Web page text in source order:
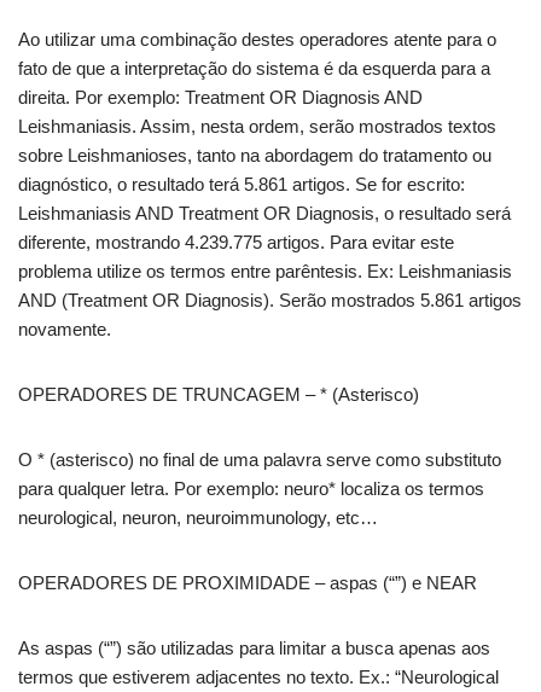
Ao utilizar uma combinação destes operadores atente para o
fato de que a interpretação do sistema é da esquerda para a
direita. Por exemplo: Treatment OR Diagnosis AND
Leishmaniasis. Assim, nesta ordem, serão mostrados textos
sobre Leishmanioses, tanto na abordagem do tratamento ou
diagnóstico, o resultado terá 5.861 artigos. Se for escrito:
Leishmaniasis AND Treatment OR Diagnosis, o resultado será
diferente, mostrando 4.239.775 artigos. Para evitar este
problema utilize os termos entre parêntesis. Ex: Leishmaniasis
AND (Treatment OR Diagnosis). Serão mostrados 5.861 artigos
novamente.
OPERADORES DE TRUNCAGEM – * (Asterisco)
O * (asterisco) no final de uma palavra serve como substituto
para qualquer letra. Por exemplo: neuro* localiza os termos
neurological, neuron, neuroimmunology, etc…
OPERADORES DE PROXIMIDADE – aspas (“”) e NEAR
As aspas (“”) são utilizadas para limitar a busca apenas aos
termos que estiverem adjacentes no texto. Ex.: “Neurological